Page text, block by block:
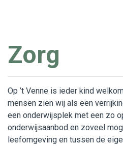
Referenties
Beleid en Formulieren
Werken bij WijWijzer
Zorg
Op ’t Venne is ieder kind
mensen zien wij als een
een onderwijsplek met een zo
onderwijsaanbod en zoveel
leefomgeving en tussen de